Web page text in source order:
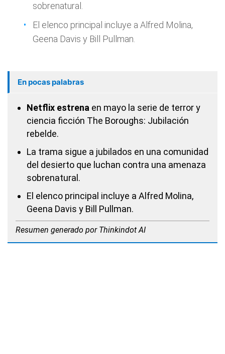
sobrenatural.
El elenco principal incluye a Alfred Molina,
Geena Davis y Bill Pullman.
En pocas palabras
Netflix estrena en mayo la serie de terror y
ciencia ficción The Boroughs: Jubilación
rebelde.
La trama sigue a jubilados en una comunidad
del desierto que luchan contra una amenaza
sobrenatural.
El elenco principal incluye a Alfred Molina,
Geena Davis y Bill Pullman.
Resumen generado por Thinkindot AI